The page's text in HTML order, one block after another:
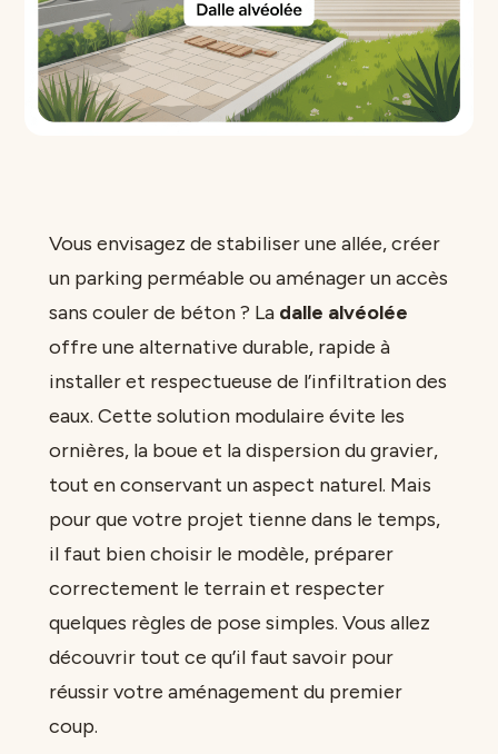
Vous envisagez de stabiliser une allée, créer
un parking perméable ou aménager un accès
sans couler de béton ? La dalle alvéolée
offre une alternative durable, rapide à
installer et respectueuse de l’infiltration des
eaux. Cette solution modulaire évite les
ornières, la boue et la dispersion du gravier,
tout en conservant un aspect naturel. Mais
pour que votre projet tienne dans le temps,
il faut bien choisir le modèle, préparer
correctement le terrain et respecter
quelques règles de pose simples. Vous allez
découvrir tout ce qu’il faut savoir pour
réussir votre aménagement du premier
coup.